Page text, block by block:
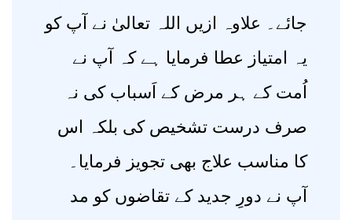
جائے۔ علاوہ ازیں اللہ تعالیٰ نے آپ کو
یہ امتیاز عطا فرمایا ہے کہ آپ نے
اُمت کے ہر مرض کے اَسباب کی نہ
صرف درست تشخیص کی بلکہ اس
کا مناسب علاج بھی تجویز فرمایا۔
آپ نے دورِ جدید کے تقاضوں کو مد